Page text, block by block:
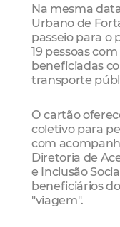
Na mesma
Urbano de
passeio para o
19 pessoas
beneficiadas
transporte
O cartão
coletivo para
com
Diretoria de
e Inclusão
beneficiários
"viagem".